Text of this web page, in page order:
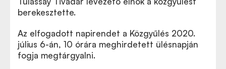
berekesztette.
Az elfogadott napirendet a Közgyűlés 2020.
július 6-án, 10 órára meghirdetett ülésnapján
fogja megtárgyalni.